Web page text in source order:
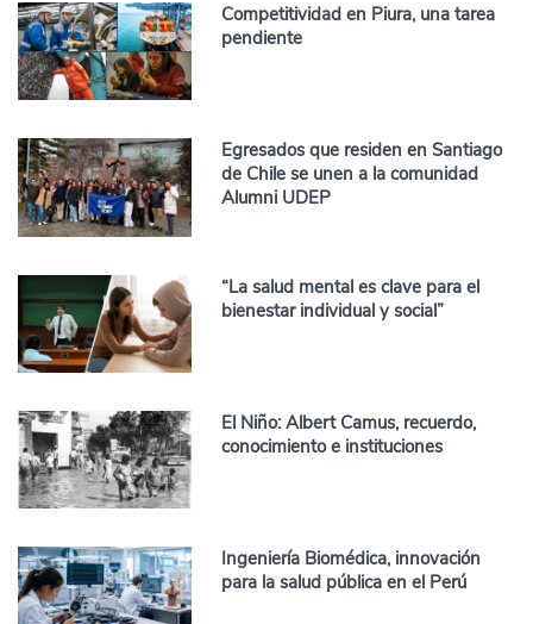
Competitividad en Piura, una tarea
pendiente
Egresados que residen en Santiago
de Chile se unen a la comunidad
Alumni UDEP
“La salud mental es clave para el
bienestar individual y social”
El Niño: Albert Camus, recuerdo,
conocimiento e instituciones
Ingeniería Biomédica, innovación
para la salud pública en el Perú